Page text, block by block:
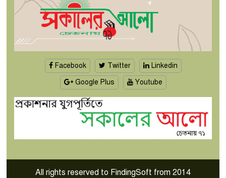
Facebook Twitter
Linkedin
Google Plus
Youtube
All rights reserved to FindingSoft from 2014